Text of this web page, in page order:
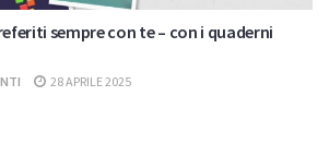
sempre con te – con i quaderni
28 APRILE 2025